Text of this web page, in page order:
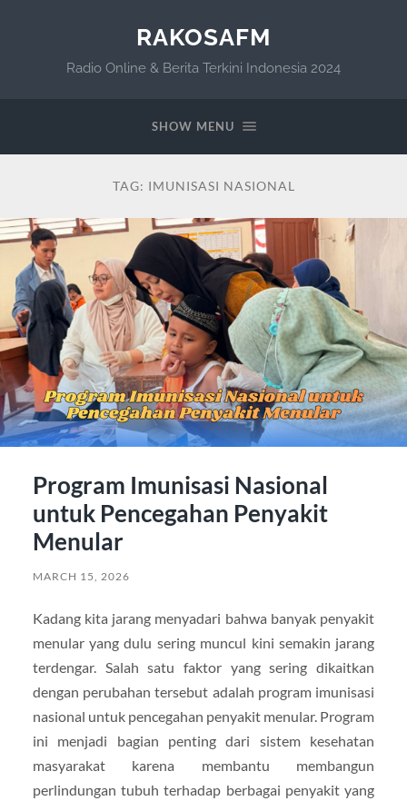
RAKOSAFM
Radio Online & Berita Terkini Indonesia 2024
SHOW MENU
TAG: IMUNISASI NASIONAL
Program Imunisasi Nasional
untuk Pencegahan Penyakit
Menular
MARCH 15, 2026
Kadang kita jarang menyadari bahwa banyak penyakit
menular yang dulu sering muncul kini semakin jarang
terdengar. Salah satu faktor yang sering dikaitkan
dengan perubahan tersebut adalah program imunisasi
nasional untuk pencegahan penyakit menular. Program
ini menjadi bagian penting dari sistem kesehatan
masyarakat karena membantu membangun
perlindungan tubuh terhadap berbagai penyakit yang